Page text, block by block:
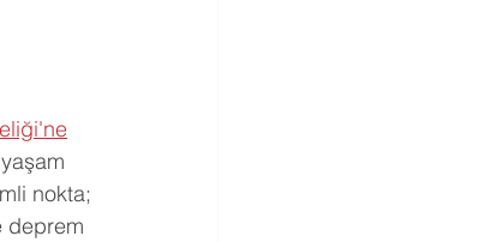
nokta;
deprem